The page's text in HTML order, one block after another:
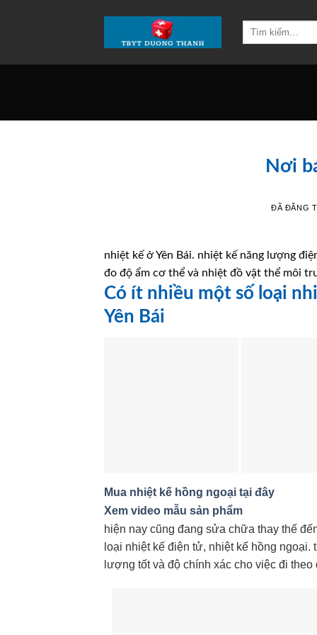
Tìm
Nơi
ĐÃ ĐĂNG
nhiệt kế ở Yên Bái. nhiệt kế năng lượng
đo độ ẩm cơ thể và nhiệt đồ vật thể môi
Có ít nhiều một số loại
Yên Bái
Mua nhiệt kế hồng ngoại tại đây
Xem video mẫu sản phẩm
hiện nay cũng đang sửa chữa thay thế
loại nhiệt kế điện tử, nhiệt kế hồng
lượng tốt và độ chính xác cho việc đi